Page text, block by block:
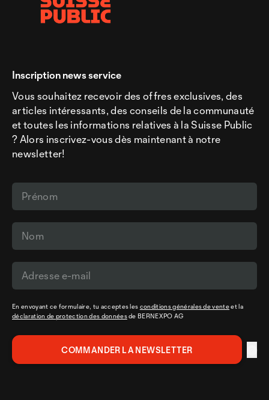
Inscription news service
Vous souhaitez recevoir des offres exclusives, des
articles intéressants, des conseils de la communauté
et toutes les informations relatives à la Suisse Public
? Alors inscrivez-vous dès maintenant à notre
newsletter!
En envoyant ce formulaire, tu acceptes les conditions générales de venteet la
déclaration de protection des donnéesde BERNEXPO AG